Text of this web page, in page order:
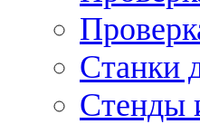
Станки
Стенды